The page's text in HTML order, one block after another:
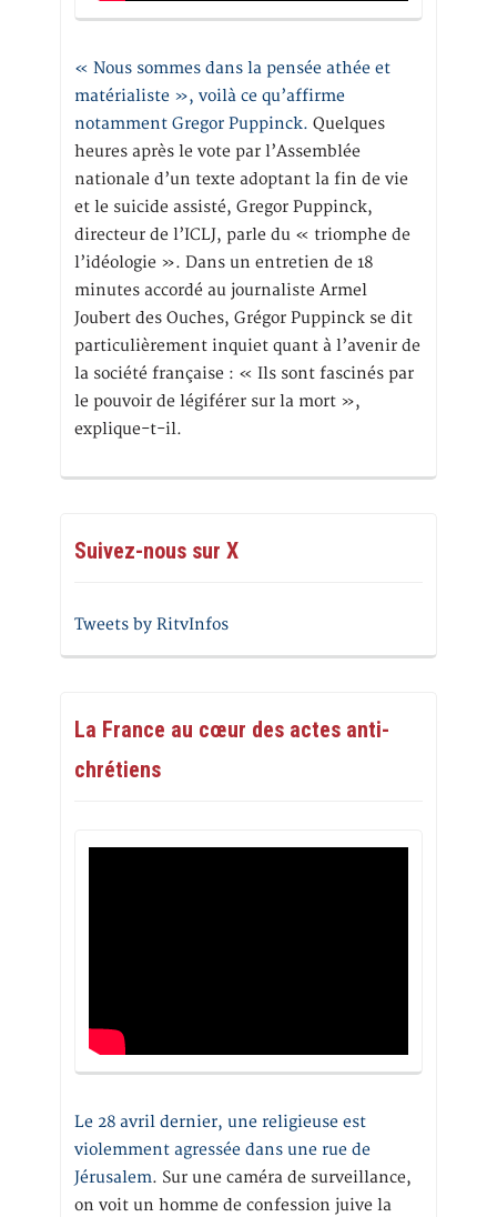
« Nous sommes dans la pensée athée et
matérialiste », voilà ce qu’affirme
notamment Gregor Puppinck. Quelques
heures après le vote par l’Assemblée
nationale d’un texte adoptant la fin de vie
et le suicide assisté, Gregor Puppinck,
directeur de l’ICLJ, parle du « triomphe de
l’idéologie ». Dans un entretien de 18
minutes accordé au journaliste Armel
Joubert des Ouches, Grégor Puppinck se dit
particulièrement inquiet quant à l’avenir de
la société française : « Ils sont fascinés par
le pouvoir de légiférer sur la mort »,
explique-t-il.
Suivez-nous sur X
Tweets by RitvInfos
La France au cœur des actes anti-
chrétiens
Le 28 avril dernier, une religieuse est
violemment agressée dans une rue de
Jérusalem. Sur une caméra de surveillance,
on voit un homme de confession juive la